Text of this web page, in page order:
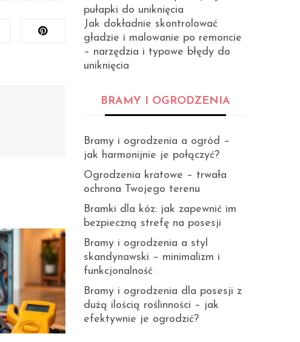
pułapki do uniknięcia
Jak dokładnie skontrolować
gładzie i malowanie po remoncie
– narzędzia i typowe błędy do
uniknięcia
BRAMY I OGRODZENIA
Bramy i ogrodzenia a ogród –
jak harmonijnie je połączyć?
Ogrodzenia kratowe – trwała
ochrona Twojego terenu
Bramki dla kóz: jak zapewnić im
bezpieczną strefę na posesji
Bramy i ogrodzenia a styl
skandynawski – minimalizm i
funkcjonalność
Bramy i ogrodzenia dla posesji z
dużą ilością roślinności – jak
efektywnie je ogrodzić?